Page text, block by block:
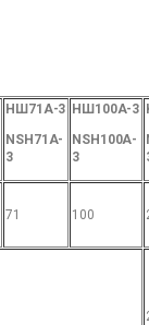
Н Ш71А-3
NSH71A-
3
Н Ш 100А-3
NSH100A-
3
71 100